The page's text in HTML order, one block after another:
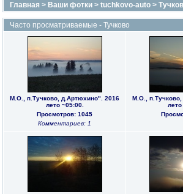
Главная > Ваши фотки > tuchkovo-auto >
Часто просматриваемые - Тучково
М.О., п.Тучково, д.Артюхино". 2016
лето ~05:00.
Просмотров: 1045
Комментариев: 1
М.О.,
лето